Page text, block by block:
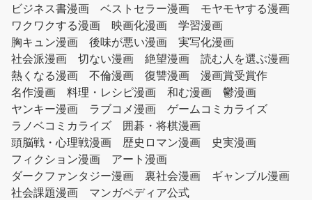
ビジネス書漫画
ベストセラー漫画
モヤモヤする漫画
ワクワクする漫画
映画化漫画
学習漫画
胸キュン漫画
後味が悪い漫画
実写化漫画
社会派漫画
切ない漫画 絶望漫画
読む人を選ぶ漫画
熱くなる漫画
不倫漫画 復讐漫画
漫画賞受賞作
名作漫画
料理・レシピ漫画 和む漫画
鬱漫画
ヤンキー漫画
ラブコメ漫画
ゲームコミカライズ
ラノベコミカライズ
囲碁・将棋漫画
頭脳戦・心理戦漫画
歴史ロマン漫画
史実漫画
フィクション漫画
アート漫画
ダークファンタジー漫画
裏社会漫画
ギャンブル漫画
社会課題漫画
マンガペディア公式